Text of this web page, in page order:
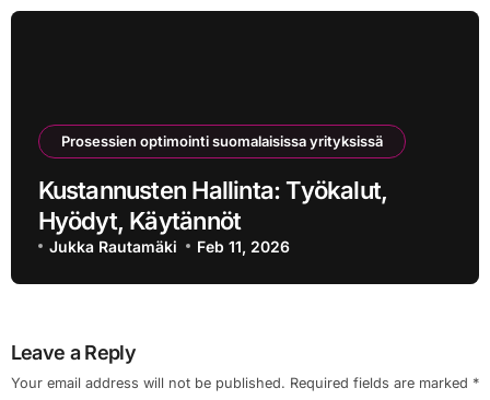
Prosessien optimointi suomalaisissa yrityksissä
Kustannusten Hallinta: Työkalut,
Hyödyt, Käytännöt
Jukka Rautamäki Feb 11, 2026
Leave a Reply
Your email address will not be published. Required fields are marked *